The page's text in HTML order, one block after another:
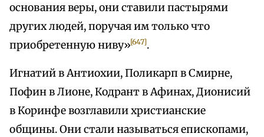
основания веры, они ставили пастырями
других людей, поручая им только что
приобретенную ниву»[647].
Игнатий в Антиохии, Поликарп в Смирне,
Пофин в Лионе, Кодрант в Афинах, Дионисий
в Коринфе возглавили христианские
общины. Они стали называться епископами,